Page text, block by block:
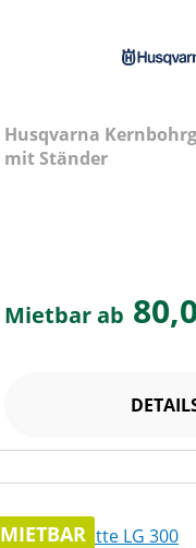
Husqvarna
mit Ständer
Mietbar ab
MIETBAR